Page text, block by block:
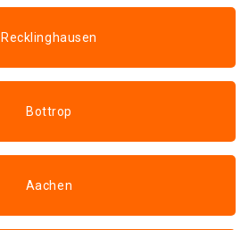
Recklinghausen
Bottrop
Aachen